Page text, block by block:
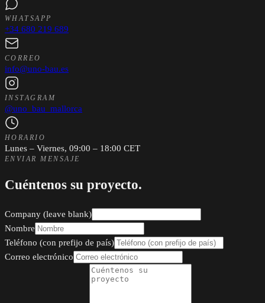
WHATSAPP
+34 680 219 689
CORREO
info@uno-bau.es
INSTAGRAM
@uno_bau_mallorca
HORARIO
Lunes – Viernes, 09:00 – 18:00 CET
ENVIAR MENSAJE
Cuéntenos su proyecto.
Company (leave blank)
Nombre
Teléfono (con prefijo de país)
Correo electrónico